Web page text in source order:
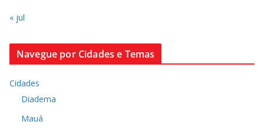
« jul
Navegue por Cidades e Temas
Cidades
Diadema
Mauá